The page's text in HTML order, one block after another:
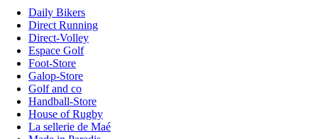
Daily Bikers
Direct Running
Direct-Volley
Espace Golf
Foot-Store
Galop-Store
Golf and co
Handball-Store
House of Rugby
La sellerie de Maé